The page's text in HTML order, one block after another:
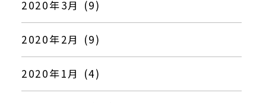
2020年3月 (9)
2020年2月 (9)
2020年1月 (4)